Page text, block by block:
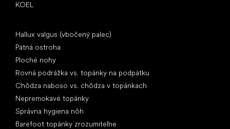
KOEL
Hallux valgus (vbočený palec)
Pätná ostroha
Ploché nohy
Rovná podrážka vs. topánky na podpätku
Chôdza naboso vs. chôdza v topánkach
Nepremokavé topánky
Správna hygiena nôh
Barefoot topánky zrozumiteľne